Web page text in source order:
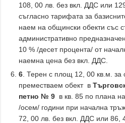
108, 00 лв. без вкл. ДДС или
съгласно тарифата за
наем на общински обекти със
административно
10 % /десет процента/ от
наемна цена без вкл. ДДС.
6 . Терен с площ 12, 00 кв.м. за
преместваем обект в
петно № 9 в кв. 85 по плана
/осем/ години при начална
72, 00 лв. без вкл. ДДС или 86,